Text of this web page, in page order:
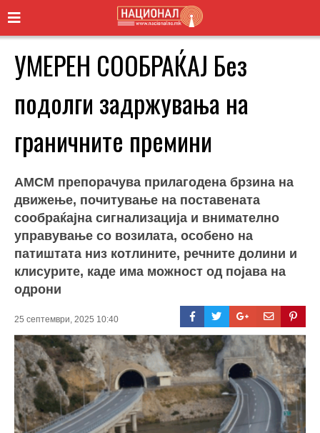
УМЕРЕН СООБРАЌАЈ Без
подолги задржувања на
граничните премини
АМСМ препорачува прилагодена брзина на
движење, почитување на поставената
сообраќајна сигнализација и внимателно
управување со возилата, особено на
патиштата низ котлините, речните долини и
клисурите, каде има можност од појава на
одрони
25 септември, 2025 10:40